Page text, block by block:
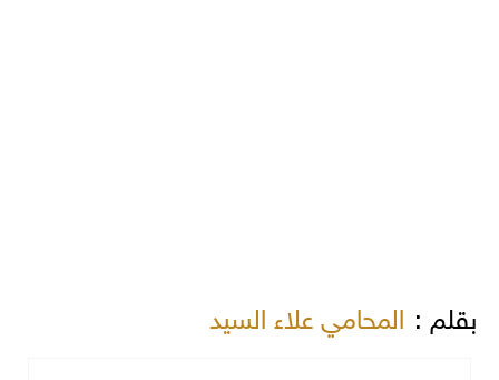
بقلم : المحامي علاء السيد